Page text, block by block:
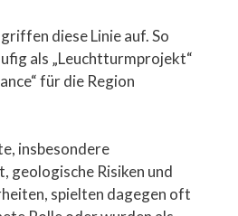
diese Linie auf. So
als „Leuchtturmprojekt“
für die Region
insbesondere
geologische Risiken und
spielten dagegen oft